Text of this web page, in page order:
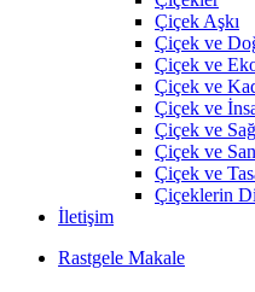
Çiçek Aşkı
Çiçek ve
Çiçek ve
Çiçek ve
Çiçek ve
Çiçek ve
Çiçek ve
Çiçek ve
Çiçeklerin
İletişim
Rastgele Makale